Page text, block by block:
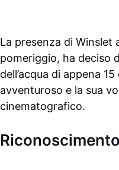
La presenza di Winslet
pomeriggio, ha deciso
dell’acqua di appena
avventuroso e la sua
cinematografico.